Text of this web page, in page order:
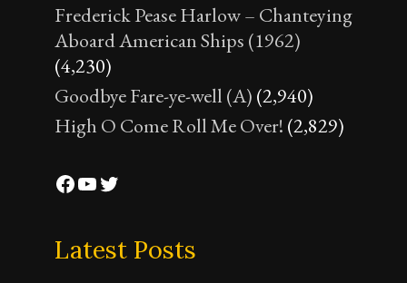
Frederick Pease Harlow – Chanteying
Aboard American Ships (1962)
(4,230)
Goodbye Fare-ye-well (A) (2,940)
High O Come Roll Me Over! (2,829)
Facebook
YouTube
Twitter
Latest Posts